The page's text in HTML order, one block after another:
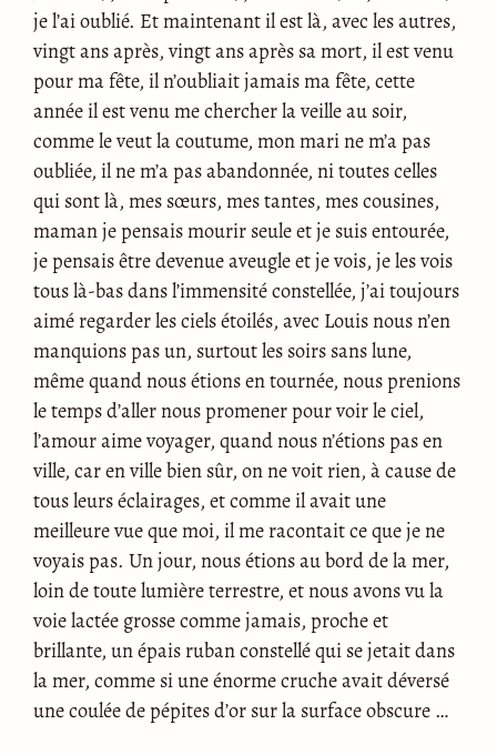
je l’ai oublié. Et maintenant il est là, avec les autres,
vingt ans après, vingt ans après sa mort, il est venu
pour ma fête, il n’oubliait jamais ma fête, cette
année il est venu me chercher la veille au soir,
comme le veut la coutume, mon mari ne m’a pas
oubliée, il ne m’a pas abandonnée, ni toutes celles
qui sont là, mes sœurs, mes tantes, mes cousines,
maman je pensais mourir seule et je suis entourée,
je pensais être devenue aveugle et je vois, je les vois
tous là-bas dans l’immensité constellée, j’ai toujours
aimé regarder les ciels étoilés, avec Louis nous n’en
manquions pas un, surtout les soirs sans lune,
même quand nous étions en tournée, nous prenions
le temps d’aller nous promener pour voir le ciel,
l’amour aime voyager, quand nous n’étions pas en
ville, car en ville bien sûr, on ne voit rien, à cause de
tous leurs éclairages, et comme il avait une
meilleure vue que moi, il me racontait ce que je ne
voyais pas. Un jour, nous étions au bord de la mer,
loin de toute lumière terrestre, et nous avons vu la
voie lactée grosse comme jamais, proche et
brillante, un épais ruban constellé qui se jetait dans
la mer, comme si une énorme cruche avait déversé
une coulée de pépites d’or sur la surface obscure …